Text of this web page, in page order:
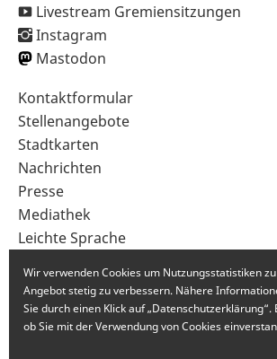
Livestream Gremiensitzungen
Instagram
Mastodon
Sekundärnavigation
im
Fußbereich
Kontaktformular
Stellenangebote
Stadtkarten
Nachrichten
Presse
Mediathek
Leichte Sprache
Wir verwenden Cookies um Nutzungsstatistiken
Angebot stetig zu verbessern. Nähere
Sie durch einen Klick auf „Datenschutzerklärung“.
ob Sie mit der Verwendung von Cookies